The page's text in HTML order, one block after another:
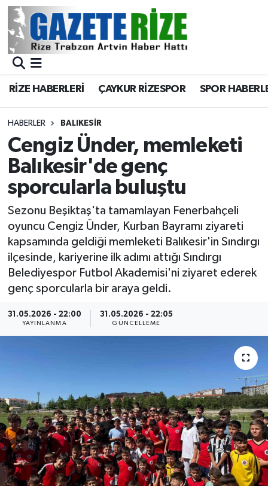
RİZE HABERLERİ ÇAYKUR RİZESPOR SPOR
HABERLER BALIKESIR
Cengiz Ünder, memleketi
Balıkesir'de genç
sporcularla buluştu
Sezonu Beşiktaş'ta tamamlayan Fenerbahçeli
oyuncu Cengiz Ünder, Kurban Bayramı ziyareti
kapsamında geldiği memleketi Balıkesir'in Sındırgı
ilçesinde, kariyerine ilk adımı attığı Sındırgı
Belediyespor Futbol Akademisi'ni ziyaret ederek
genç sporcularla bir araya geldi.
31.05.2026 - 22:00
YAYINLANMA
31.05.2026 - 22:05
GÜNCELLEME
BÖLGEMİZ
Asayiş
Rize Jandarma Komutanlığı
Bilim Teknoloji
Advertising news
Canlı Maç
ÇEVRE
Dış Haberler
EKONOMİ
English News
Finans
Merkez Nöbetçi Eczaneler
Merkez Trafik Yoğunluk Haritası
Süper Lig Puan Durumu ve Fikstür
Tüm Manşetler
Haber Arşivi